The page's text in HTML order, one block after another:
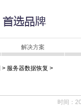
解决方案
> 服务器数据恢复 >
时间：